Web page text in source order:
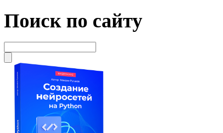
Поиск по сайту